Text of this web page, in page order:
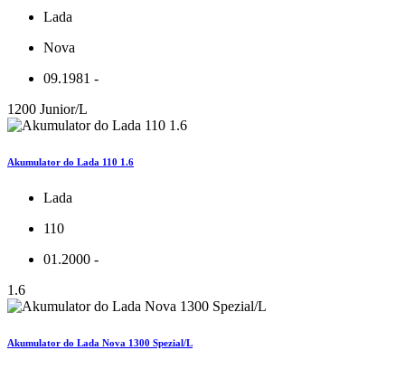
Lada
Nova
09.1981 -
1200 Junior/L
Akumulator do Lada 110 1.6
Lada
110
01.2000 -
1.6
Akumulator do Lada Nova 1300 Spezial/L